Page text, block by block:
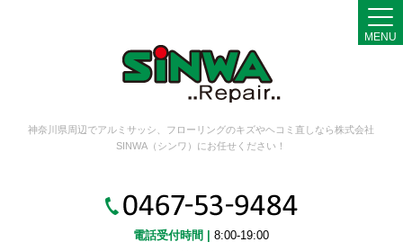
神奈川県周辺でアルミサッシ、フローリングのキズやヘコミ直しなら株式会社
SINWA（シンワ）にお任せください！
電話受付時間 |
8:00-19:00
MENU